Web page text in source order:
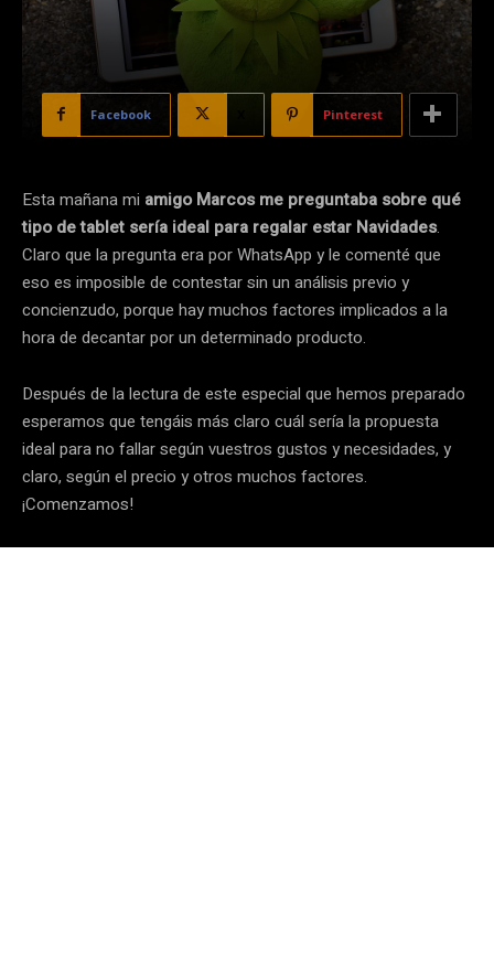
Facebook Pinterest
Esta mañana mi amigo Marcos me preguntaba sobre qué
tipo de tablet sería ideal para regalar estar Navidades.
Claro que la pregunta era por WhatsApp y le comenté que
eso es imposible de contestar sin un análisis previo y
concienzudo, porque hay muchos factores implicados a la
hora de decantar por un determinado producto.
Después de la lectura de este especial que hemos preparado
esperamos que tengáis más claro cuál sería la propuesta
ideal para no fallar según vuestros gustos y necesidades, y
claro, según el precio y otros muchos factores.
¡Comenzamos!